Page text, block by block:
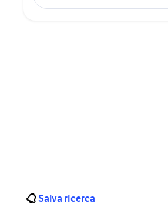
Salva ricerca